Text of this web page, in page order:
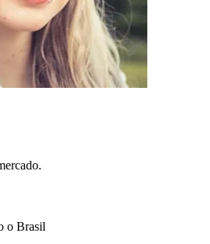
o Brasil